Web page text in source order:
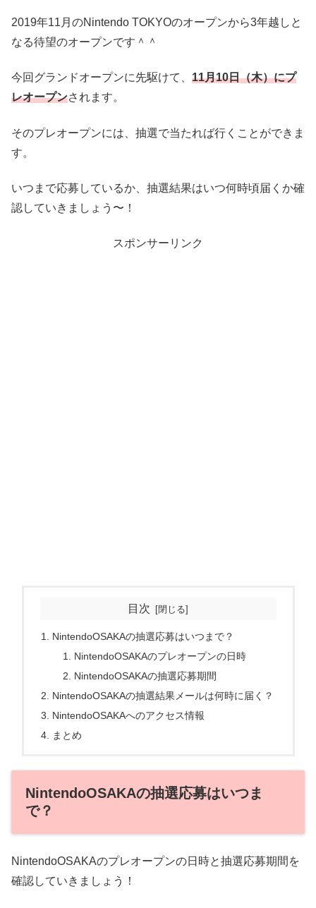
2019年11月のNintendo TOKYOのオープンから3年越しと
なる待望のオープンです＾＾
今回グランドオープンに先駆けて、 11月10日（木）にプ
レオープンされます。
そのプレオープンには、抽選で当たれば行くことができま
す。
いつまで応募しているか、抽選結果はいつ何時頃届くか確
認していきましょう〜！
スポンサーリンク
目次
NintendoOSAKAの抽選応募はいつまで？
NintendoOSAKAのプレオープンの日時
NintendoOSAKAの抽選応募期間
NintendoOSAKAの抽選結果メールは何時に届く？
NintendoOSAKAへのアクセス情報
まとめ
NintendoOSAKAの抽選応募はいつま
で？
NintendoOSAKAのプレオープンの日時と抽選応募期間を
確認していきましょう！